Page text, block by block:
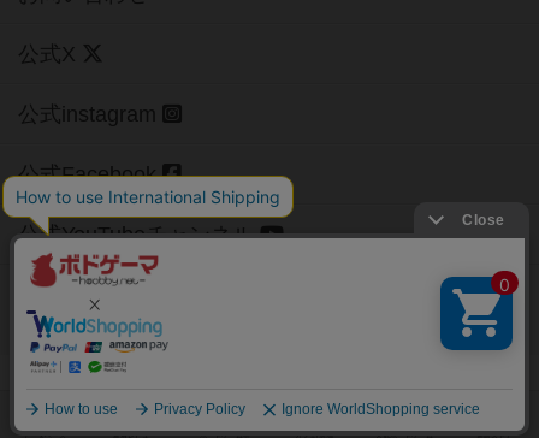
公式X
公式instagram
公式Facebook
公式YouTubeチャンネル